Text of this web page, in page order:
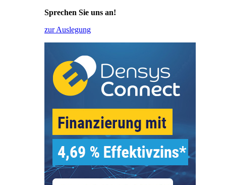
Sprechen Sie uns an!
zur Auslegung